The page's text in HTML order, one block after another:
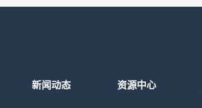
新闻动态 资源中心